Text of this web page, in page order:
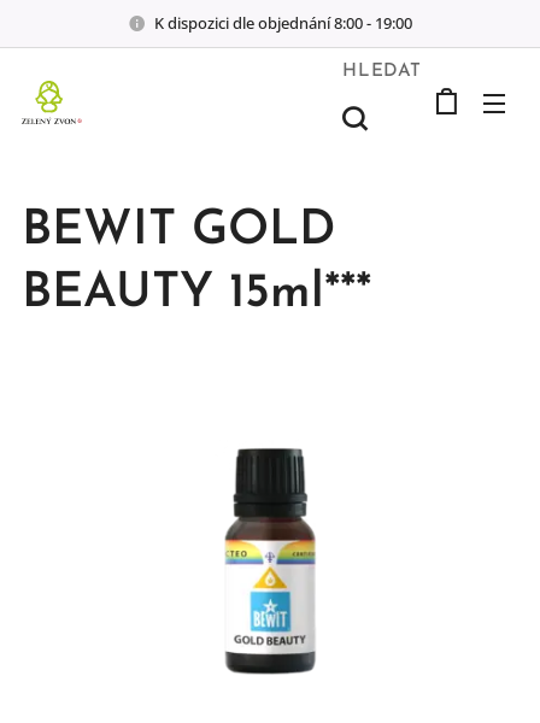
K dispozici dle objednání 8:00 - 19:00
HLEDAT
BEWIT GOLD
BEAUTY 15ml***